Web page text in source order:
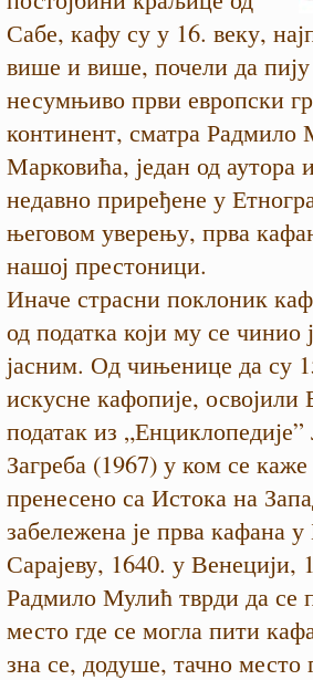
Сабе, кафу су у 16. веку,
више и више, почели да
несумњиво први европски
континент, сматра Радмило
Марковића, један од аутора
недавно приређене у
његовом уверењу, прва
нашој престоници.
Иначе страсни поклоник
од податка који му се
јасним. Од чињенице да су
искусне кафопије,
податак из
Загреба (1967) у ком се
пренесено са Истока на
забележена је прва кафана
Сарајеву, 1640. у Венецији,
Радмило Мулић тврди да се
место где се могла пити
зна се, додуше, тачно место